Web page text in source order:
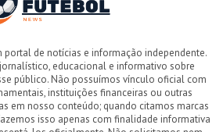
portal de notícias e informação independente.
educacional e informativo sobre
público. Não possuímos vínculo oficial com
instituições financeiras ou outras
em nosso conteúdo; quando citamos marcas
isso apenas com finalidade informativa